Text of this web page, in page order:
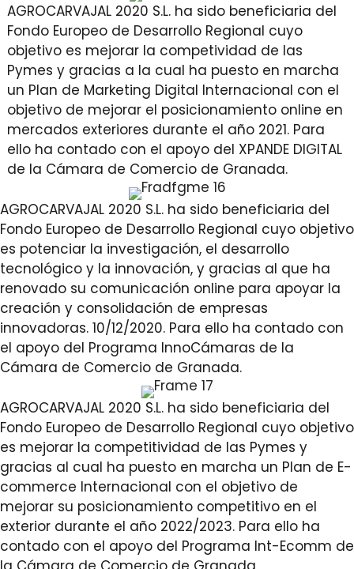
AGROCARVAJAL 2020 S.L. ha sido beneficiaria del
Fondo Europeo de Desarrollo Regional cuyo
objetivo es mejorar la competividad de las
Pymes y gracias a la cual ha puesto en marcha
un Plan de Marketing Digital Internacional con el
objetivo de mejorar el posicionamiento online en
mercados exteriores durante el año 2021. Para
ello ha contado con el apoyo del XPANDE DIGITAL
de la Cámara de Comercio de Granada.
AGROCARVAJAL 2020 S.L. ha sido beneficiaria del
Fondo Europeo de Desarrollo Regional cuyo objetivo
es potenciar la investigación, el desarrollo
tecnológico y la innovación, y gracias al que ha
renovado su comunicación online para apoyar la
creación y consolidación de empresas
innovadoras. 10/12/2020. Para ello ha contado con
el apoyo del Programa InnoCámaras de la
Cámara de Comercio de Granada.
AGROCARVAJAL 2020 S.L. ha sido beneficiaria del
Fondo Europeo de Desarrollo Regional cuyo objetivo
es mejorar la competitividad de las Pymes y
gracias al cual ha puesto en marcha un Plan de E-
commerce Internacional con el objetivo de
mejorar su posicionamiento competitivo en el
exterior durante el año 2022/2023. Para ello ha
contado con el apoyo del Programa Int-Ecomm de